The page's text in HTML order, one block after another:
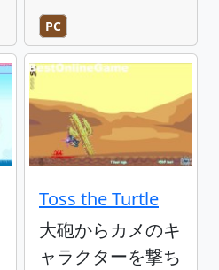
PC
Toss the Turtle
大砲からカメのキ
ャラクターを撃ち